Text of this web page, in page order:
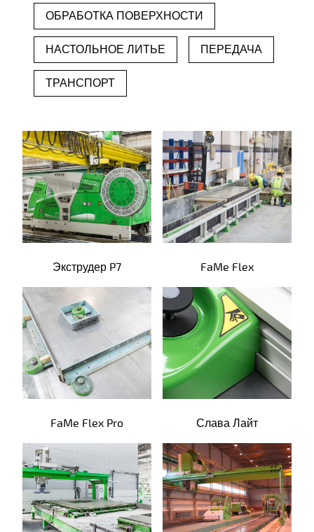
ОБРАБОТКА ПОВЕРХНОСТИ
НАСТОЛЬНОЕ ЛИТЬЕ ПЕРЕДАЧА
ТРАНСПОРТ
Сборные изделия
Экструдер P7 FaMe Flex
FaMe Flex Pro Слава Лайт